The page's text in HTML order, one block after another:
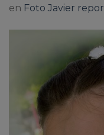
en Foto Javier